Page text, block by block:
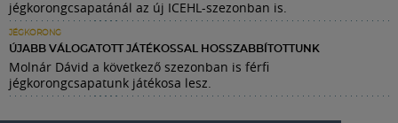
jégkorongcsapatánál az új ICEHL-szezonban is.
JÉGKORONG
ÚJABB VÁLOGATOTT JÁTÉKOSSAL HOSSZABBÍTOTTUNK
Molnár Dávid a következő szezonban is férfi
jégkorongcsapatunk játékosa lesz.